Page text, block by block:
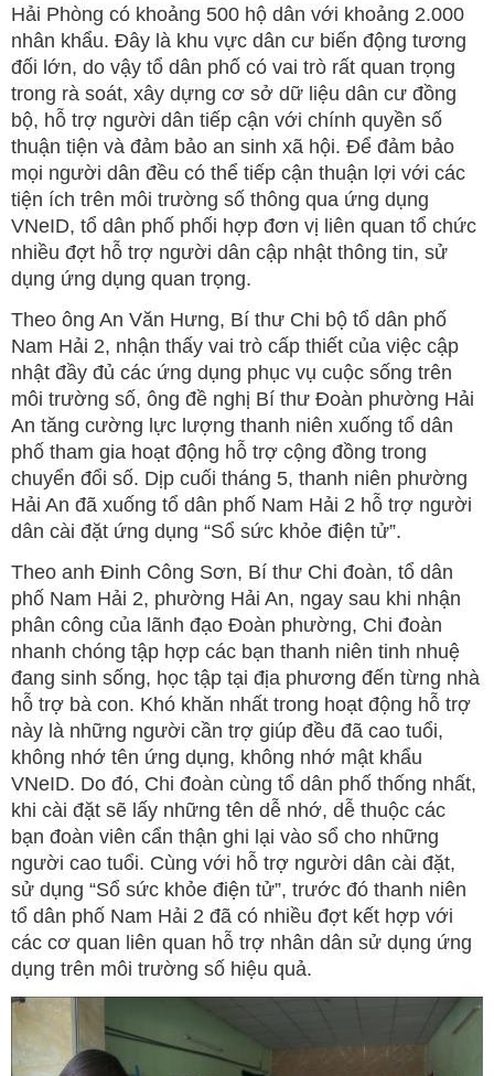
Hải Phòng có khoảng 500 hộ dân với khoảng 2.000
nhân khẩu. Đây là khu vực dân cư biến động tương
đối lớn, do vậy tổ dân phố có vai trò rất quan trọng
trong rà soát, xây dựng cơ sở dữ liệu dân cư đồng
bộ, hỗ trợ người dân tiếp cận với chính quyền số
thuận tiện và đảm bảo an sinh xã hội. Để đảm bảo
mọi người dân đều có thể tiếp cận thuận lợi với các
tiện ích trên môi trường số thông qua ứng dụng
VNeID, tổ dân phố phối hợp đơn vị liên quan tổ chức
nhiều đợt hỗ trợ người dân cập nhật thông tin, sử
dụng ứng dụng quan trọng.
Theo ông An Văn Hưng, Bí thư Chi bộ tổ dân phố
Nam Hải 2, nhận thấy vai trò cấp thiết của việc cập
nhật đầy đủ các ứng dụng phục vụ cuộc sống trên
môi trường số, ông đề nghị Bí thư Đoàn phường Hải
An tăng cường lực lượng thanh niên xuống tổ dân
phố tham gia hoạt động hỗ trợ cộng đồng trong
chuyển đổi số. Dịp cuối tháng 5, thanh niên phường
Hải An đã xuống tổ dân phố Nam Hải 2 hỗ trợ người
dân cài đặt ứng dụng “Sổ sức khỏe điện tử”.
Theo anh Đinh Công Sơn, Bí thư Chi đoàn, tổ dân
phố Nam Hải 2, phường Hải An, ngay sau khi nhận
phân công của lãnh đạo Đoàn phường, Chi đoàn
nhanh chóng tập hợp các bạn thanh niên tinh nhuệ
đang sinh sống, học tập tại địa phương đến từng nhà
hỗ trợ bà con. Khó khăn nhất trong hoạt động hỗ trợ
này là những người cần trợ giúp đều đã cao tuổi,
không nhớ tên ứng dụng, không nhớ mật khẩu
VNeID. Do đó, Chi đoàn cùng tổ dân phố thống nhất,
khi cài đặt sẽ lấy những tên dễ nhớ, dễ thuộc các
bạn đoàn viên cẩn thận ghi lại vào sổ cho những
người cao tuổi. Cùng với hỗ trợ người dân cài đặt,
sử dụng “Sổ sức khỏe điện tử”, trước đó thanh niên
tổ dân phố Nam Hải 2 đã có nhiều đợt kết hợp với
các cơ quan liên quan hỗ trợ nhân dân sử dụng ứng
dụng trên môi trường số hiệu quả.